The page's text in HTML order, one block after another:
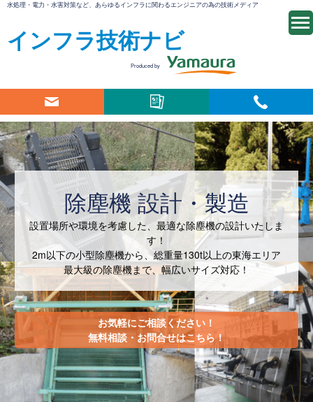
水処理・電力・水害対策など、あらゆるインフラに関わるエンジニアの為の技術メディア
インフラ技術ナビ
Produced by
除塵機 設計・製造
設置場所や環境を考慮した、最適な除塵機の設計いたしま
す！
2m以下の小型除塵機から、総重量130t以上の東海エリア
最大級の除塵機まで、幅広いサイズ対応！
お気軽にご相談ください！
無料相談・お問合せはこちら！